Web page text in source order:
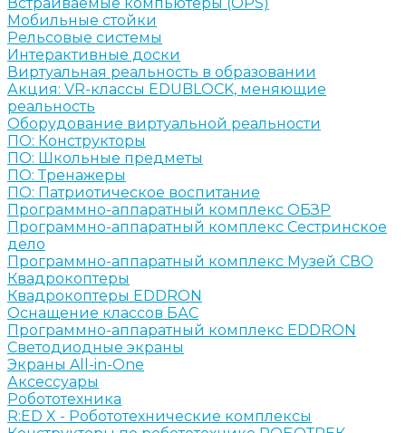
Мобильные стойки
Рельсовые системы
Интерактивные доски
Виртуальная реальность в образовании
Акция: VR-классы EDUBLOCK, меняющие
реальность
Оборудование виртуальной реальности
ПО: Конструкторы
ПО: Школьные предметы
ПО: Тренажеры
ПО: Патриотическое воспитание
Программно-аппаратный комплекс ОБЗР
Программно-аппаратный комплекс Сестринское
дело
Программно-аппаратный комплекс Музей СВО
Квадрокоптеры
Квадрокоптеры EDDRON
Оснащение классов БАС
Программно-аппаратный комплекс EDDRON
Светодиодные экраны
Экраны All-in-One
Аксессуары
Робототехника
R:ED X - Робототехнические комплексы